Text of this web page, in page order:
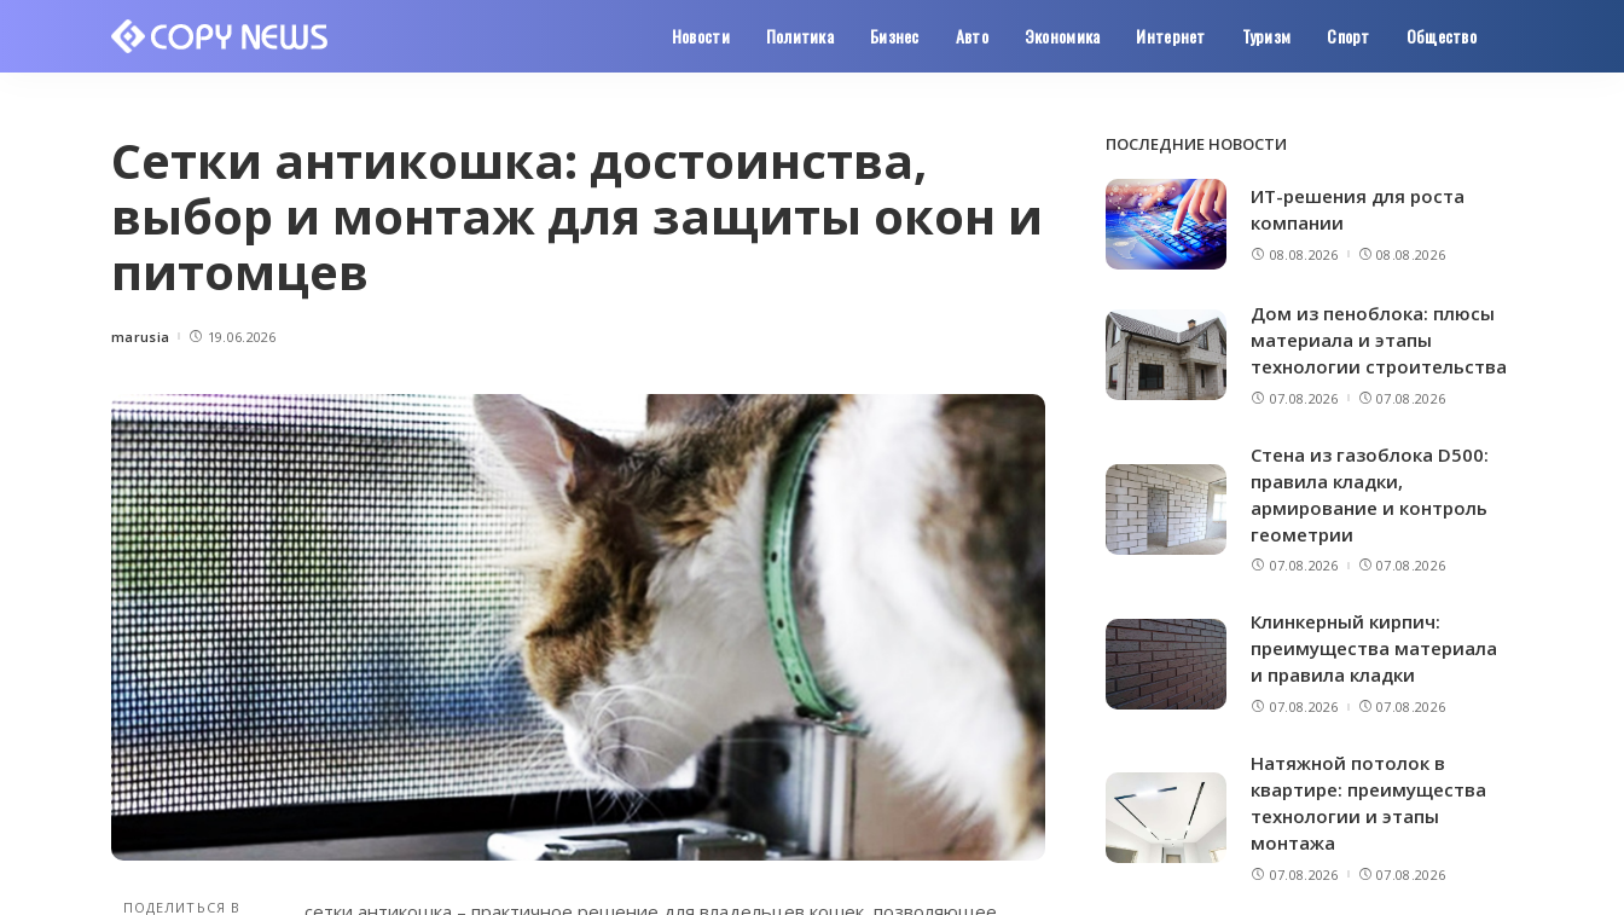
Новости Политика Бизнес Авто Экономика Интернет Туризм Спорт Общество
Сетки антикошка: достоинства,
выбор и монтаж для защиты окон и
питомцев
Posted
marusia 19.06.2026
ПОДЕЛИТЬСЯ В
ПОСЛЕДНИЕ НОВОСТИ
ИТ-решения для роста
компании
08.08.2026 08.08.2026
Дом из пеноблока: плюсы
материала и этапы
технологии строительства
07.08.2026 07.08.2026
Стена из газоблока D500:
правила кладки,
армирование и контроль
геометрии
07.08.2026 07.08.2026
Клинкерный кирпич:
преимущества материала
и правила кладки
07.08.2026 07.08.2026
Натяжной потолок в
квартире: преимущества
технологии и этапы
монтажа
07.08.2026 07.08.2026